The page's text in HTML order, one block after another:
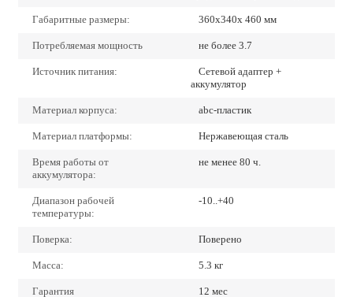
Габаритные размеры: 360х340х 460 мм
Потребляемая мощность не более 3.7
Источник питания:
Сетевой адаптер +
аккумулятор
Материал корпуса: abc-пластик
Материал платформы: Нержавеющая сталь
Время работы от
аккумулятора:
не менее 80 ч.
Диапазон рабочей
температуры:
-10..+40
Поверка: Поверено
Масса: 5.3 кг
Гарантия 12 мес